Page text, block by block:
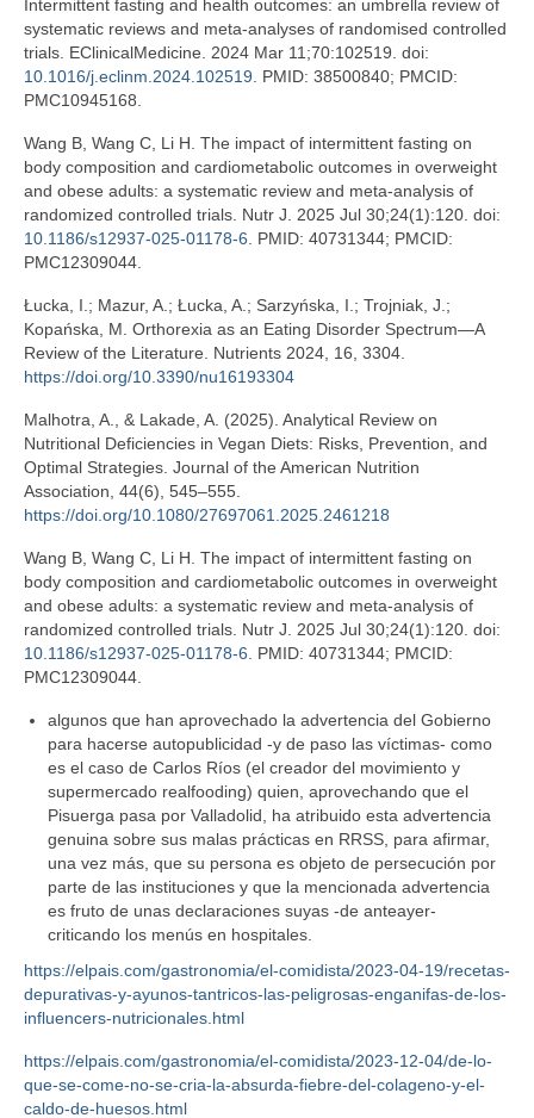
Intermittent fasting and health outcomes: an umbrella review of
systematic reviews and meta-analyses of randomised controlled
trials. EClinicalMedicine. 2024 Mar 11;70:102519. doi:
10.1016/j.eclinm.2024.102519 . PMID: 38500840; PMCID:
PMC10945168.
Wang B, Wang C, Li H. The impact of intermittent fasting on
body composition and cardiometabolic outcomes in overweight
and obese adults: a systematic review and meta-analysis of
randomized controlled trials. Nutr J. 2025 Jul 30;24(1):120. doi:
10.1186/s12937-025-01178-6 . PMID: 40731344; PMCID:
PMC12309044.
Łucka, I.; Mazur, A.; Łucka, A.; Sarzyńska, I.; Trojniak, J.;
Kopańska, M. Orthorexia as an Eating Disorder Spectrum—A
Review of the Literature. Nutrients 2024, 16, 3304.
https://doi.org/10.3390/nu16193304
Malhotra, A., & Lakade, A. (2025). Analytical Review on
Nutritional Deficiencies in Vegan Diets: Risks, Prevention, and
Optimal Strategies. Journal of the American Nutrition
Association, 44(6), 545–555.
https://doi.org/10.1080/27697061.2025.2461218
Wang B, Wang C, Li H. The impact of intermittent fasting on
body composition and cardiometabolic outcomes in overweight
and obese adults: a systematic review and meta-analysis of
randomized controlled trials. Nutr J. 2025 Jul 30;24(1):120. doi:
10.1186/s12937-025-01178-6 . PMID: 40731344; PMCID:
PMC12309044.
algunos que han aprovechado la advertencia del Gobierno
para hacerse autopublicidad -y de paso las víctimas- como
es el caso de Carlos Ríos (el creador del movimiento y
supermercado realfooding) quien, aprovechando que el
Pisuerga pasa por Valladolid, ha atribuido esta advertencia
genuina sobre sus malas prácticas en RRSS, para afirmar,
una vez más, que su persona es objeto de persecución por
parte de las instituciones y que la mencionada advertencia
es fruto de unas declaraciones suyas -de anteayer-
criticando los menús en hospitales.
https://elpais.com/gastronomia/el-comidista/2023-04-19/recetas-
depurativas-y-ayunos-tantricos-las-peligrosas-enganifas-de-los-
influencers-nutricionales.html
https://elpais.com/gastronomia/el-comidista/2023-12-04/de-lo-
que-se-come-no-se-cria-la-absurda-fiebre-del-colageno-y-el-
caldo-de-huesos.html